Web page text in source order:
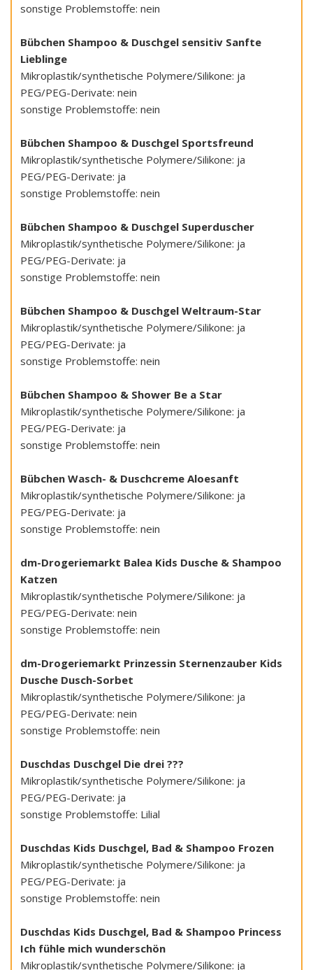
sonstige Problemstoffe: nein
Bübchen Shampoo & Duschgel sensitiv Sanfte
Lieblinge
Mikroplastik/synthetische Polymere/Silikone: ja
PEG/PEG-Derivate: nein
sonstige Problemstoffe: nein
Bübchen Shampoo & Duschgel Sportsfreund
Mikroplastik/synthetische Polymere/Silikone: ja
PEG/PEG-Derivate: ja
sonstige Problemstoffe: nein
Bübchen Shampoo & Duschgel Superduscher
Mikroplastik/synthetische Polymere/Silikone: ja
PEG/PEG-Derivate: ja
sonstige Problemstoffe: nein
Bübchen Shampoo & Duschgel Weltraum-Star
Mikroplastik/synthetische Polymere/Silikone: ja
PEG/PEG-Derivate: ja
sonstige Problemstoffe: nein
Bübchen Shampoo & Shower Be a Star
Mikroplastik/synthetische Polymere/Silikone: ja
PEG/PEG-Derivate: ja
sonstige Problemstoffe: nein
Bübchen Wasch- & Duschcreme Aloesanft
Mikroplastik/synthetische Polymere/Silikone: ja
PEG/PEG-Derivate: ja
sonstige Problemstoffe: nein
dm-Drogeriemarkt Balea Kids Dusche & Shampoo
Katzen
Mikroplastik/synthetische Polymere/Silikone: ja
PEG/PEG-Derivate: nein
sonstige Problemstoffe: nein
dm-Drogeriemarkt Prinzessin Sternenzauber Kids
Dusche Dusch-Sorbet
Mikroplastik/synthetische Polymere/Silikone: ja
PEG/PEG-Derivate: nein
sonstige Problemstoffe: nein
Duschdas Duschgel Die drei ???
Mikroplastik/synthetische Polymere/Silikone: ja
PEG/PEG-Derivate: ja
sonstige Problemstoffe: Lilial
Duschdas Kids Duschgel, Bad & Shampoo Frozen
Mikroplastik/synthetische Polymere/Silikone: ja
PEG/PEG-Derivate: ja
sonstige Problemstoffe: nein
Duschdas Kids Duschgel, Bad & Shampoo Princess
Ich fühle mich wunderschön
Mikroplastik/synthetische Polymere/Silikone: ja